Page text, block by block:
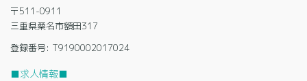
〒511-0911
三重県桑名市額田317
登録番号: T9190002017024
■求人情報■